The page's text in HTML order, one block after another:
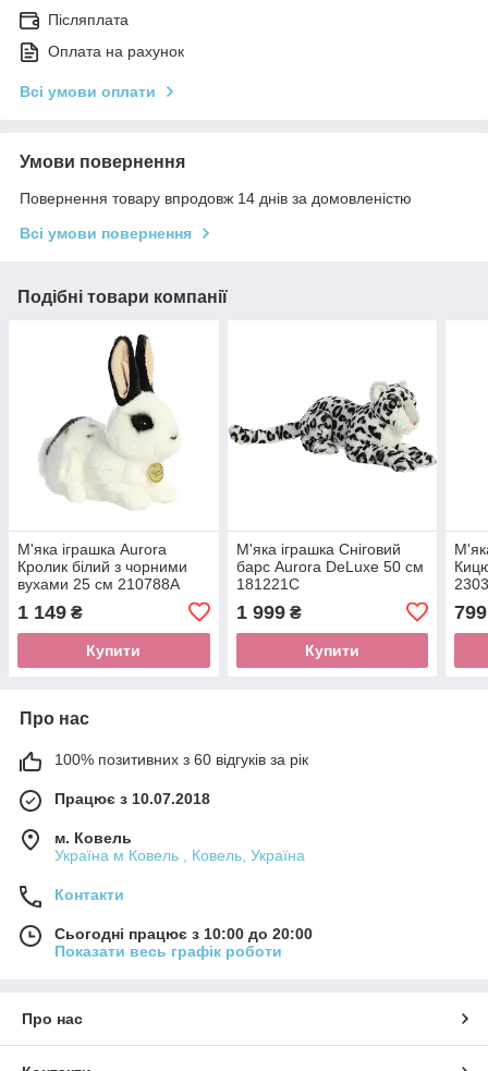
Післяплата
Оплата на рахунок
Всі умови оплати
Умови повернення
Повернення товару впродовж 14 днів за домовленістю
Всі умови повернення
Подібні товари компанії
М'яка іграшка Aurora
Кролик білий з чорними
вухами 25 см 210788A
1 149 ₴
Купити
М'яка іграшка Сніговий
барс Aurora DeLuxe 50 см
181221C
1 999₴
Купити
799
Про нас
100% позитивних з 60 відгуків за рік
Працює з 10.07.2018
м. Ковель
Україна м Ковель , Ковель, Україна
Контакти
Сьогодні працює з 10:00 до 20:00
Показати весь графік роботи
Про нас